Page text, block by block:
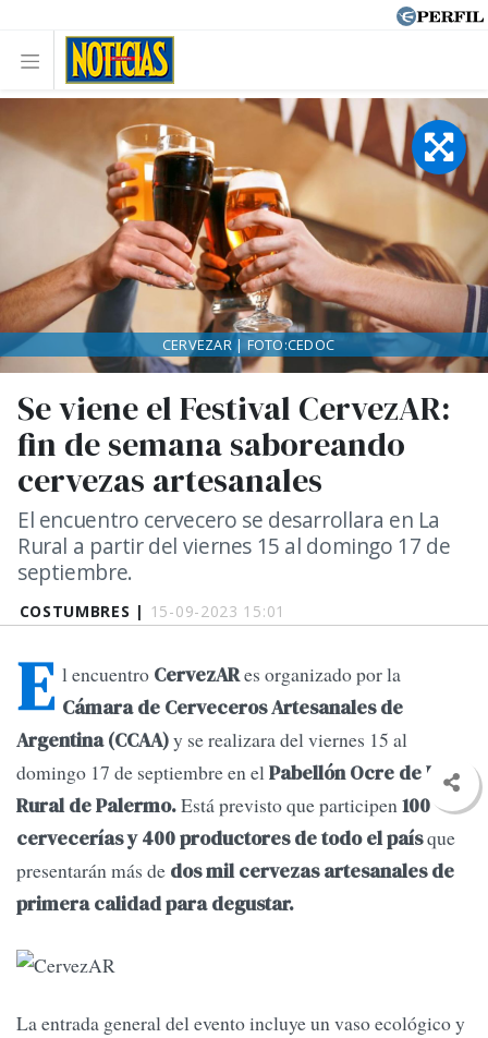
COSTUMBRES | 15-09-2023 15:01
Se viene el Festival CervezAR:
fin de semana saboreando
cervezas artesanales
El encuentro cervecero se desarrollara en La
Rural a partir del viernes 15 al domingo 17 de
septiembre.
CERVEZAR | FOTO:CEDOC
E l encuentro CervezARes organizado por la
Cámara de Cerveceros Artesanales de
Argentina (CCAA)y se realizara del viernes 15 al
domingo 17 de septiembre en elPabellón Ocre de La
Rural de Palermo.Está previsto que participen100
cervecerías y 400 productores de todo el paísque
presentarán más de dos mil cervezas artesanales de
primera calidad para degustar.
La entrada general del evento incluye un vaso ecológico y